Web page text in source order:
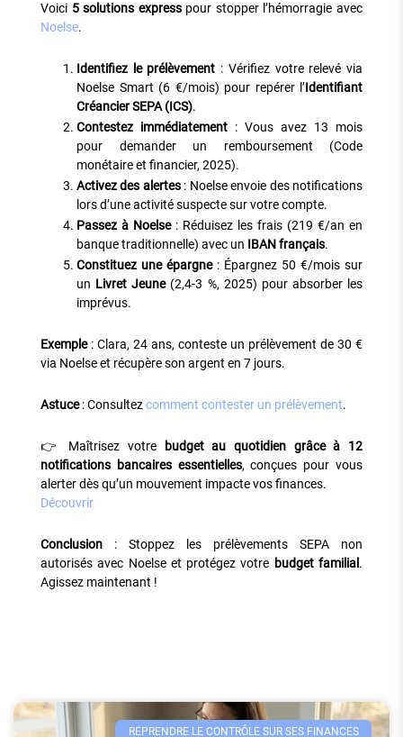
Voici 5 solutions expresspour stopper l’hémorragie avec
Noelse.
Identifiez le prélèvement : Vérifiez votre relevé via
Noelse Smart (6 €/mois) pour repérer l’Identifiant
Créancier SEPA (ICS).
Contestez immédiatement : Vous avez 13 mois
pour demander un remboursement (Code
monétaire et financier, 2025).
Activez des alertes: Noelse envoie des notifications
lors d’une activité suspecte sur votre compte.
Passez à Noelse: Réduisez les frais (219 €/an en
banque traditionnelle) avec un IBAN français.
Constituez une épargne: Épargnez 50 €/mois sur
un Livret Jeune(2,4-3 %, 2025) pour absorber les
imprévus.
Exemple: Clara, 24 ans, conteste un prélèvement de 30 €
via Noelse et récupère son argent en 7 jours.
Astuce: Consultezcomment contester un prélèvement.
👉 Maîtrisez votre
budget au quotidien grâce à 12
notifications bancaires essentielles, conçues pour vous
alerter dès qu’un mouvement impacte vos finances.
Découvrir
Conclusion : Stoppez les prélèvements SEPA non
autorisés avec Noelse et protégez votre budget familial .
Agissez maintenant !
REPRENDRE LE CONTRÔLE SUR SES FINANCES